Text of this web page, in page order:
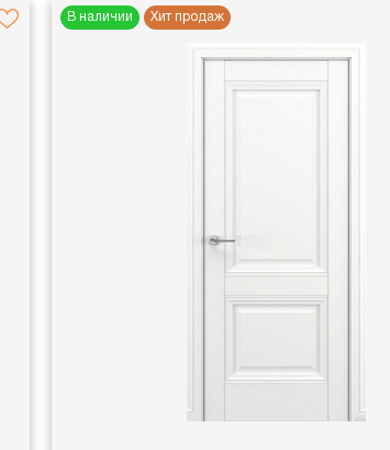
В наличии Хит продаж